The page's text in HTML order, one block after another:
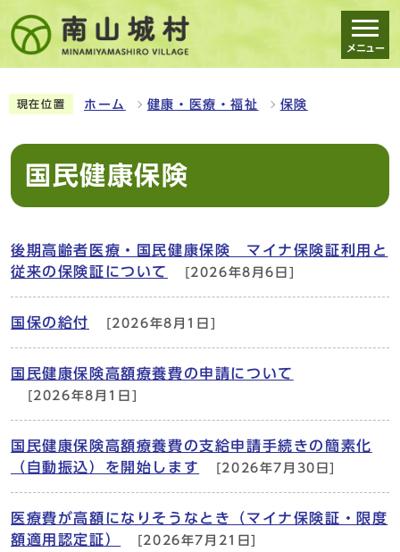
メニュー
現在位置 ホーム 健康・医療・福祉 保険
国民健康保険
後期高齢者医療・国民健康保険 マイナ保険証利用と
従来の保険証について
[2026年8月6日]
国保の給付 [2026年8月1日]
国民健康保険高額療養費の申請について
[2026年8月1日]
国民健康保険高額療養費の支給申請手続きの簡素化
（自動振込）を開始します
[2026年7月30日]
医療費が高額になりそうなとき（マイナ保険証・限度
額適用認定証）
[2026年7月21日]